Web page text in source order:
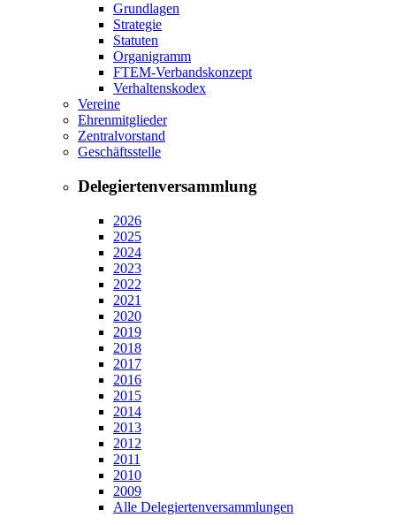
Grundlagen
Strategie
Statuten
Organigramm
FTEM-Verbandskonzept
Verhaltenskodex
Vereine
Ehrenmitglieder
Zentralvorstand
Geschäftsstelle
Delegiertenversammlung
2026
2025
2024
2023
2022
2021
2020
2019
2018
2017
2016
2015
2014
2013
2012
2011
2010
2009
Alle Delegiertenversammlungen